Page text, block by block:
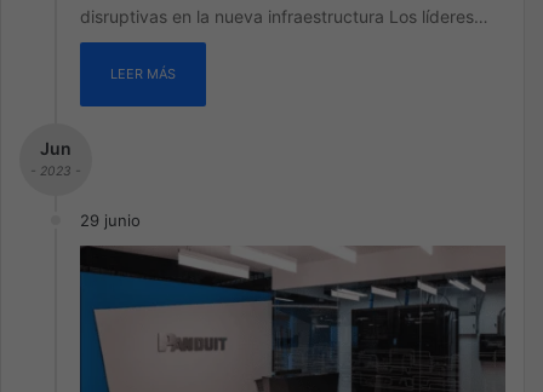
disruptivas en la nueva infraestructura Los líderes…
LEER MÁS
Jun
- 2023 -
29 junio